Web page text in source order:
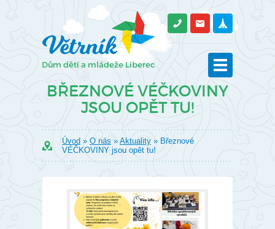
BŘEZNOVÉ VÉČKOVINY
JSOU OPĚT TU!
Úvod » O nás» Aktuality » Březnové
VÉČKOVINY jsou opět tu!